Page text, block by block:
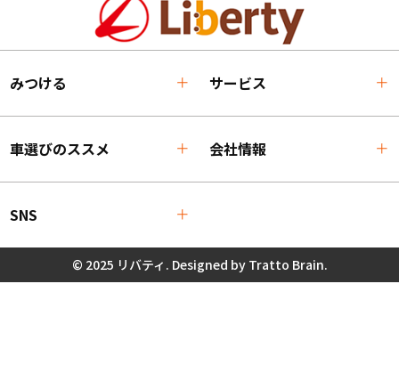
みつける サービス
車選びのススメ 会社情報
SNS
© 2025 リバティ. Designed by Tratto Brain.